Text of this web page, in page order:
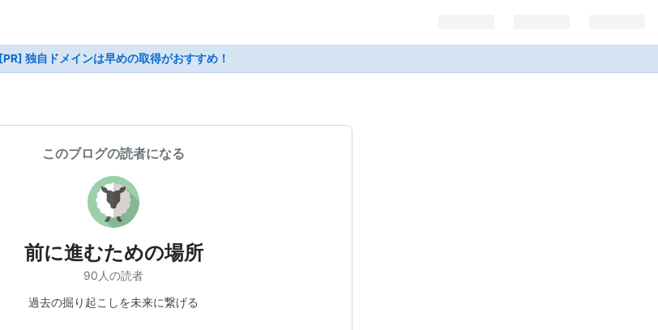
[PR] 独自ドメインは早めの取得がおすすめ！
このブログの読者になる
前に進むための場所
90人の読者
過去の掘り起こしを未来に繋げる